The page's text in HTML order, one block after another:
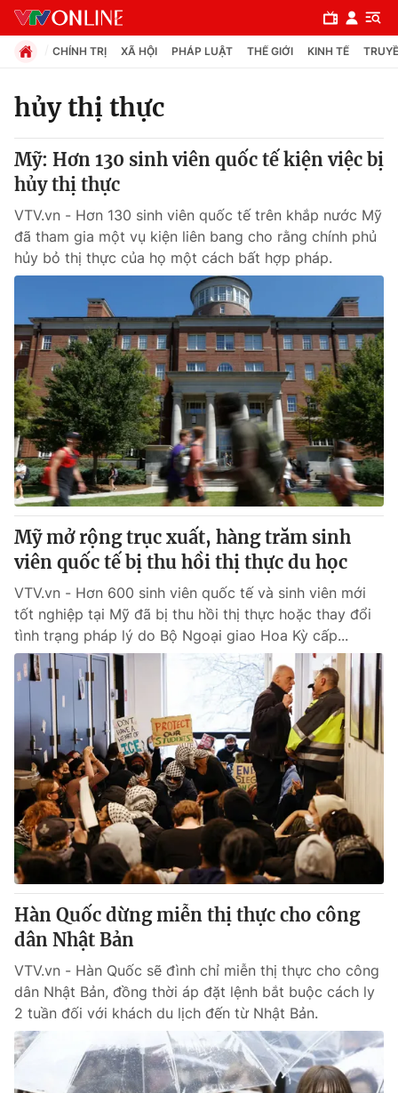
Chuyên mục
Chính trị
Xã hội
Pháp luật
Y tế
Thế giới
Tin tức
Thế giới đó đây
Câu chuyện quốc tế
Kinh tế
Tài chính
Thị trường
Góc doanh nghiệp
Dữ liệu và đời sống
Truyền hình
Phim VTV
Hậu trường
Nhân vật
Khán giả
Giải sao mai
Giải trí
Điện ảnh
Âm nhạc
Sao
Đời sống
Du lịch
Làm đẹp
Chất lượng cuộc sống
Giáo dục
Tuyển sinh
Học trực tuyến
Công nghệ
Hitech Công nghệ tương lai
Sản phẩm
Thị trường
Tư vấn
Giao lưu trực tuyến
Lịch phát sóng
Chuyên mục khác
Emagazine
Photo Infographic
Video Shorts video
CHÍNH TRỊ XÃ HỘI PHÁP LUẬT THẾ GIỚI KINH TẾ
hủy thị thực
Mỹ: Hơn 130 sinh viên quốc tế kiện việc bị
hủy thị thực
VTV.vn - Hơn 130 sinh viên quốc tế trên khắp nước Mỹ
đã tham gia một vụ kiện liên bang cho rằng chính phủ
hủy bỏ thị thực của họ một cách bất hợp pháp.
Mỹ mở rộng trục xuất, hàng trăm sinh
viên quốc tế bị thu hồi thị thực du học
VTV.vn - Hơn 600 sinh viên quốc tế và sinh viên mới
tốt nghiệp tại Mỹ đã bị thu hồi thị thực hoặc thay đổi
tình trạng pháp lý do Bộ Ngoại giao Hoa Kỳ cấp...
Hàn Quốc dừng miễn thị thực cho công
dân Nhật Bản
VTV.vn - Hàn Quốc sẽ đình chỉ miễn thị thực cho công
dân Nhật Bản, đồng thời áp đặt lệnh bắt buộc cách ly
2 tuần đối với khách du lịch đến từ Nhật Bản.